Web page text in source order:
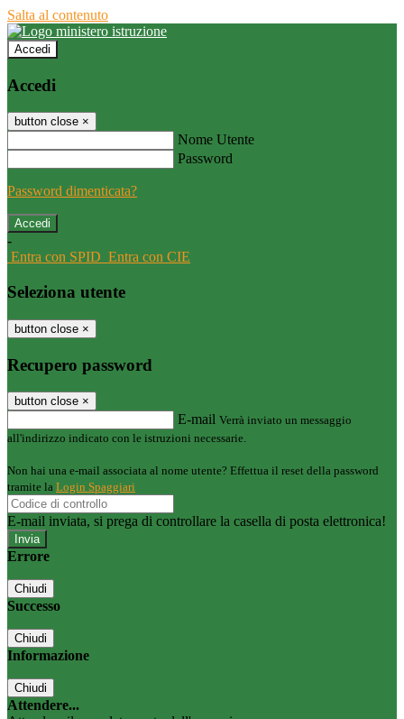
Salta al contenuto
Accedi
Accedi
button close ×
Nome Utente
Password
Password dimenticata?
-
Entra con SPID Entra con CIE
Seleziona utente
button close ×
Recupero password
button close ×
E-mail Verrà inviato un messaggio
all'indirizzo indicato con le istruzioni necessarie.
Non hai una e-mail associata al nome utente? Effettua il reset della password
tramite la Login Spaggiari
E-mail inviata, si prega di controllare la casella di posta elettronica!
Errore
Chiudi
Successo
Chiudi
Informazione
Chiudi
Attendere...